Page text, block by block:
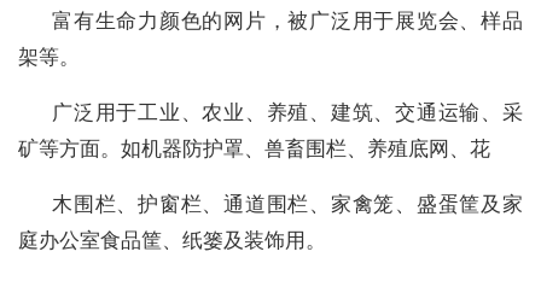
富有生命力颜色的网片，被广泛用于展览会、样品
架等。
广泛用于工业、农业、养殖、建筑、交通运输、采
矿等方面。如机器防护罩、兽畜围栏、养殖底网、花
木围栏、护窗栏、通道围栏、家禽笼、盛蛋筐及家
庭办公室食品筐、纸篓及装饰用。